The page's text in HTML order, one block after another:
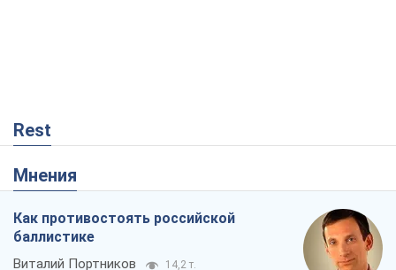
Rest
Мнения
Как противостоять российской
баллистике
Виталий Портников 14,2 т.